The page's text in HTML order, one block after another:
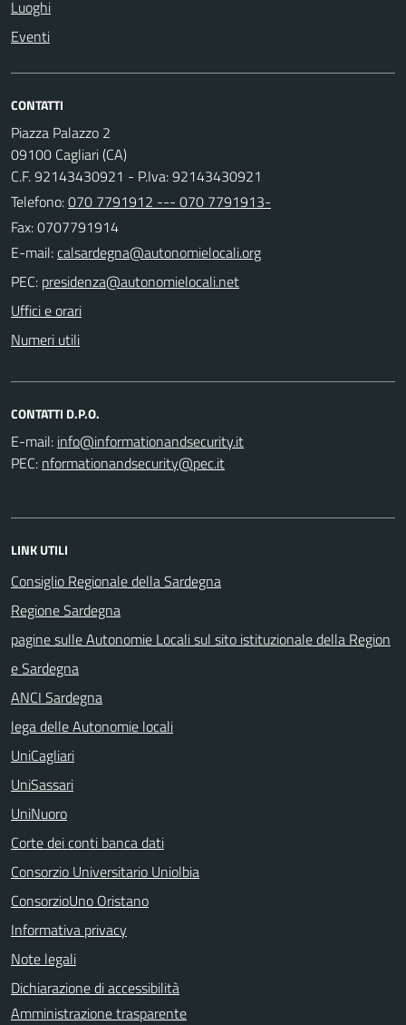
Luoghi
Eventi
CONTATTI
Piazza Palazzo 2
09100 Cagliari (CA)
C.F. 92143430921 - P.Iva: 92143430921
Telefono:070 7791912 --- 070 7791913-
Fax: 0707791914
E-mail:
PEC:
Uffici e orari
Numeri utili
CONTATTI D.P.O.
E-mail:
PEC:
LINK UTILI
Consiglio Regionale della Sardegna
Regione Sardegna
pagine sulle Autonomie Locali sul sito istituzionale della Region
e Sardegna
ANCI Sardegna
lega delle Autonomie locali
UniCagliari
UniSassari
UniNuoro
Corte dei conti banca dati
Consorzio Universitario Uniolbia
ConsorzioUno Oristano
Informativa privacy
Note legali
Dichiarazione di accessibilità
Amministrazione trasparente